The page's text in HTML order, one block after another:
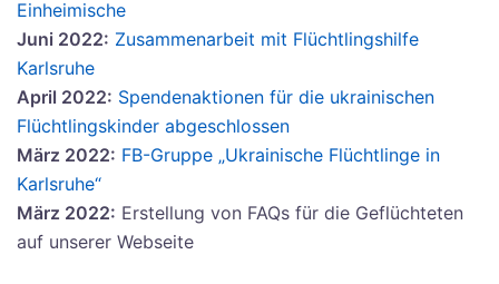
Einheimische
Juni 2022: Zusammenarbeit mit Flüchtlingshilfe
Karlsruhe
April 2022: Spendenaktionen für die ukrainischen
Flüchtlingskinder abgeschlossen
März 2022: FB-Gruppe „Ukrainische Flüchtlinge in
Karlsruhe“
März 2022: Erstellung von FAQs für die Geflüchteten
auf unserer Webseite